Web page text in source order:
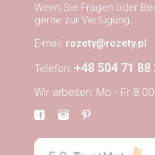
Wenn Sie Fragen oder
gerne zur Verfügung.
E-mail: rozety@rozety.pl
Telefon: +48 504 71 88
Wir arbeiten: Mo - Fr